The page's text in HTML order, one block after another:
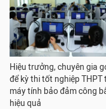
Hiệu trưởng, chuyên gia
để kỳ thi tốt nghiệp THPT
máy tính bảo đảm công
hiệu quả